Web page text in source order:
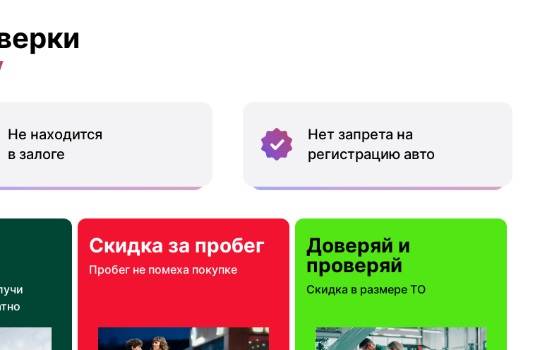
Не находится
в залоге
Нет запрета на
регистрацию авто
Скидка за пробег
Пробег не помеха покупке
Доверяй и
проверяй
Скидка в размере ТО